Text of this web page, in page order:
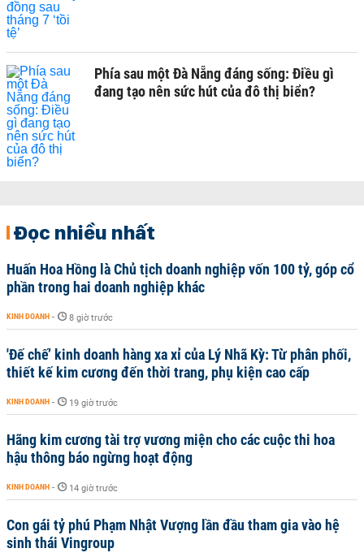
Phía sau một Đà Nẵng đáng sống: Điều gì
đang tạo nên sức hút của đô thị biển?
Đọc nhiều nhất
Huấn Hoa Hồng là Chủ tịch doanh nghiệp vốn 100 tỷ, góp cổ
phần trong hai doanh nghiệp khác
KINH DOANH - 8 giờ trước
'Đế chế’ kinh doanh hàng xa xỉ của Lý Nhã Kỳ: Từ phân phối,
thiết kế kim cương đến thời trang, phụ kiện cao cấp
KINH DOANH - 19 giờ trước
Hãng kim cương tài trợ vương miện cho các cuộc thi hoa
hậu thông báo ngừng hoạt động
KINH DOANH - 14 giờ trước
Con gái tỷ phú Phạm Nhật Vượng lần đầu tham gia vào hệ
sinh thái Vingroup